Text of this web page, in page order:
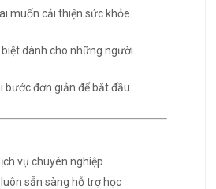
muốn cải thiện sức khỏe
dành cho những người
bước đơn giản để bắt đầu
vụ chuyên nghiệp.
sẵn sàng hỗ trợ học